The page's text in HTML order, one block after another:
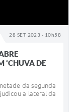
28 SET 2023 - 10h58
‘CHUVA DE
da segunda
a lateral da